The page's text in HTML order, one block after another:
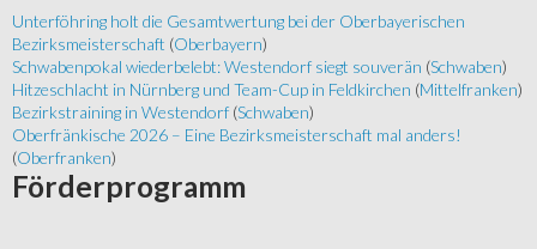
Unterföhring holt die Gesamtwertung bei der Oberbayerischen
Bezirksmeisterschaft (Oberbayern)
Schwabenpokal wiederbelebt: Westendorf siegt souverän (Schwaben)
Hitzeschlacht in Nürnberg und Team-Cup in Feldkirchen (Mittelfranken)
Bezirkstraining in Westendorf (Schwaben)
Oberfränkische 2026 – Eine Bezirksmeisterschaft mal anders!
(Oberfranken)
Förderprogramm